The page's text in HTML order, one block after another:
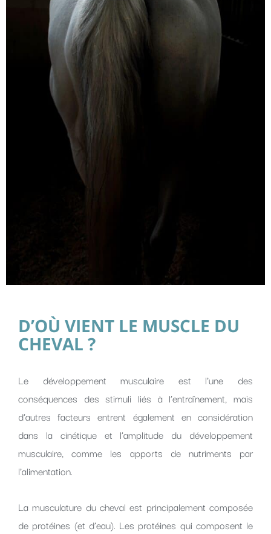
D’OÙ VIENT LE MUSCLE DU
CHEVAL ?
Le développement musculaire est l’une des
conséquences des stimuli liés à l’entraînement, mais
d’autres facteurs entrent également en considération
dans la cinétique et l’amplitude du développement
musculaire, comme les apports de nutriments par
l’alimentation.
La musculature du cheval est principalement composée
de protéines (et d’eau). Les protéines qui composent le